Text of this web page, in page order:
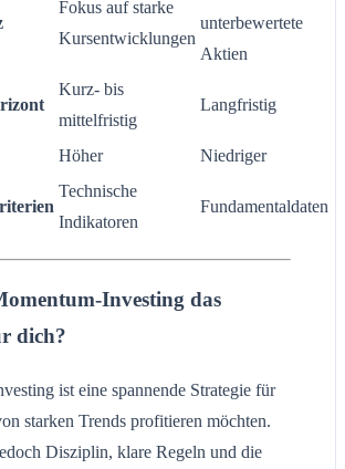
Fokus auf starke
Kursentwicklungen
unterbewertete
Aktien
Kurz- bis
mittelfristig
Langfristig
Höher Niedriger
Technische
Indikatoren
Fundamentaldaten
Investing das
dich?
ist eine spannende Strategie für
starken Trends profitieren möchten.
Disziplin, klare Regeln und die